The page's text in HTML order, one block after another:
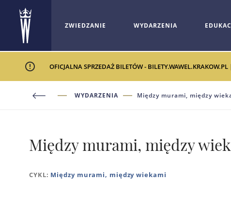
ZWIEDZANIE WYDARZENIA
OFICJALNA SPRZEDAŻ BILETÓW -
WYDARZENIA Między murami, między
Między murami, między
CYKL: Między murami, między wiekami